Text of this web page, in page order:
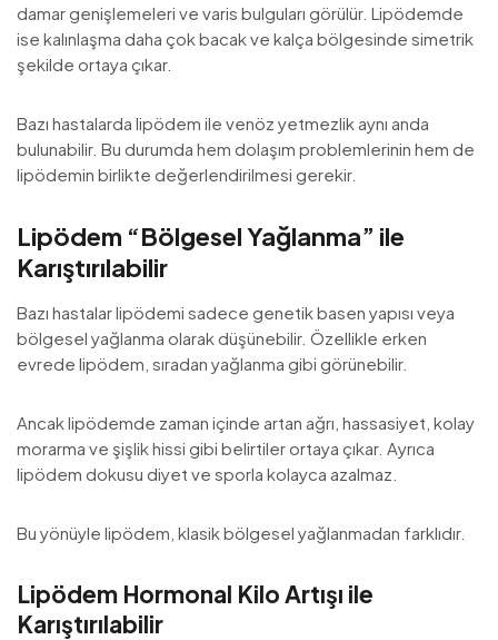
damar genişlemeleri ve varis bulguları görülür. Lipödemde
ise kalınlaşma daha çok bacak ve kalça bölgesinde simetrik
şekilde ortaya çıkar.
Bazı hastalarda lipödem ile venöz yetmezlik aynı anda
bulunabilir. Bu durumda hem dolaşım problemlerinin hem de
lipödemin birlikte değerlendirilmesi gerekir.
Lipödem “Bölgesel Yağlanma” ile
Karıştırılabilir
Bazı hastalar lipödemi sadece genetik basen yapısı veya
bölgesel yağlanma olarak düşünebilir. Özellikle erken
evrede lipödem, sıradan yağlanma gibi görünebilir.
Ancak lipödemde zaman içinde artan ağrı, hassasiyet, kolay
morarma ve şişlik hissi gibi belirtiler ortaya çıkar. Ayrıca
lipödem dokusu diyet ve sporla kolayca azalmaz.
Bu yönüyle lipödem, klasik bölgesel yağlanmadan farklıdır.
Lipödem Hormonal Kilo Artışı ile
Karıştırılabilir